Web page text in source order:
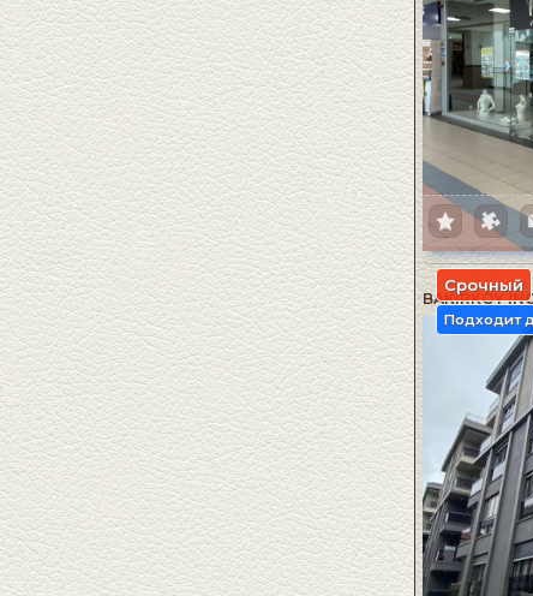
BAKIRKÖY
Срочный
Подходит